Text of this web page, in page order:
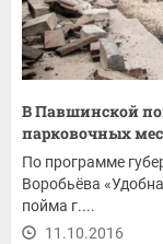
В Павшинской
парковочных
По программе
Воробьёва
пойма г....
11.10.2016